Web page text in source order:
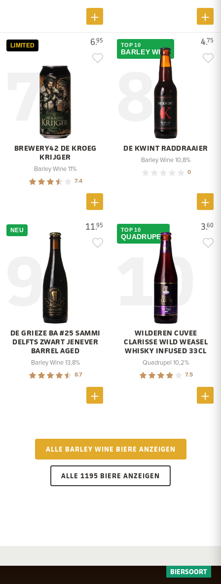
7
6.95
LIMITED
BREWERY42 DE KROEG
KRIJGER
Barley Wine 11%
7.4
8
4.75
TOP 10
BARLEY WINE
DE KWINT RADDRAAIER
Barley Wine 10,8%
0
9
11.95
NEU
DE GRIEZE BA #25 SAMMI
DELFTS ZWART JENEVER
BARREL AGED
Barley Wine 13,8%
8.7
10
3.60
TOP 10
QUADRUPEL
WILDEREN CUVEE
CLARISSE WILD WEASEL
WHISKY INFUSED 33CL
Quadrupel 10,2%
7.5
ALLE BARLEY WINE BIERE ANZEIGEN
ALLE 1195 BIERE ANZEIGEN